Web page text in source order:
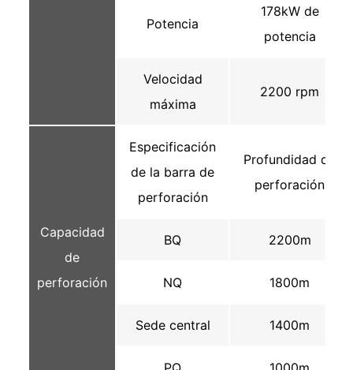
Potencia
178kW de
potencia
Velocidad
máxima
2200 rpm
Capacidad
de
perforación
Especificación
de la barra de
perforación
Profundidad de
perforación
BQ 2200m
NQ 1800m
Sede central 1400m